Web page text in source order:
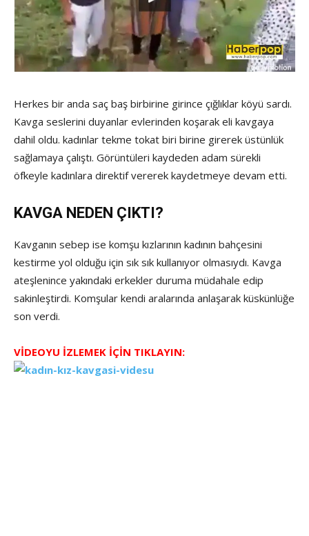
Herkes bir anda saç baş birbirine girince çığlıklar köyü sardı.
Kavga seslerini duyanlar evlerinden koşarak eli kavgaya
dahil oldu. kadınlar tekme tokat biri birine girerek üstünlük
sağlamaya çalıştı. Görüntüleri kaydeden adam sürekli
öfkeyle kadınlara direktif vererek kaydetmeye devam etti.
KAVGA NEDEN ÇIKTI?
Kavganın sebep ise komşu kızlarının kadının bahçesini
kestirme yol olduğu için sık sık kullanıyor olmasıydı. Kavga
ateşlenince yakındaki erkekler duruma müdahale edip
sakinleştirdi. Komşular kendi aralarında anlaşarak küskünlüğe
son verdi.
VİDEOYU İZLEMEK İÇİN TIKLAYIN: